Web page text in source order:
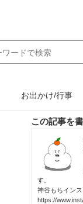
お出かけ/行事
この記事を
す。
神谷もちイン
https://